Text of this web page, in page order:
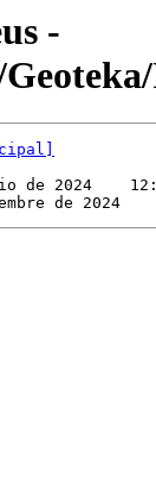
-
de 2024
de